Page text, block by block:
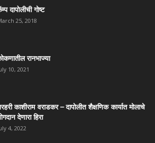
दापोलीची गोष्ट
25, 2018
रानभाज्या
10, 2021
काशीराम वराडकर – दापोलीत शैक्षणिक कार्यात मोलाचे
देणारा हिरा
4, 2022